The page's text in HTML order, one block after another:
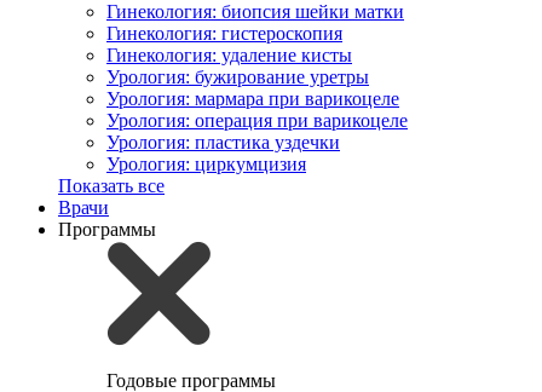
Гинекология: биопсия шейки матки
Гинекология: гистероскопия
Гинекология: удаление кисты
Урология: бужирование уретры
Урология: мармара при варикоцеле
Урология: операция при варикоцеле
Урология: пластика уздечки
Урология: циркумцизия
Показать все
Врачи
Программы
Годовые программы